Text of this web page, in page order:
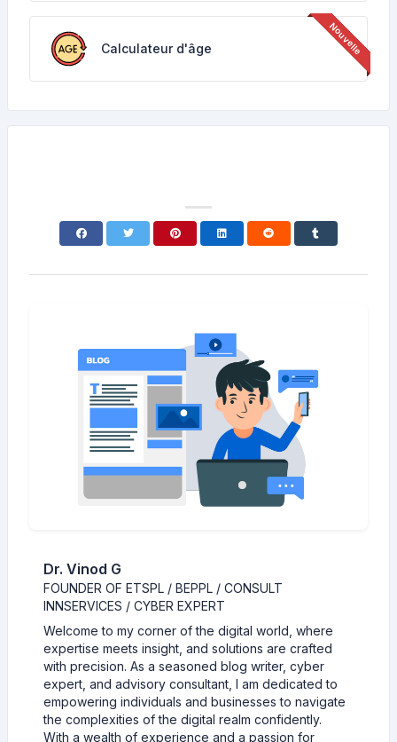
Calculateur d'âge
Dr. Vinod G
FOUNDER OF ETSPL / BEPPL / CONSULT
INNSERVICES / CYBER EXPERT
Welcome to my corner of the digital world, where
expertise meets insight, and solutions are crafted
with precision. As a seasoned blog writer, cyber
expert, and advisory consultant, I am dedicated to
empowering individuals and businesses to navigate
the complexities of the digital realm confidently.
With a wealth of experience and a passion for